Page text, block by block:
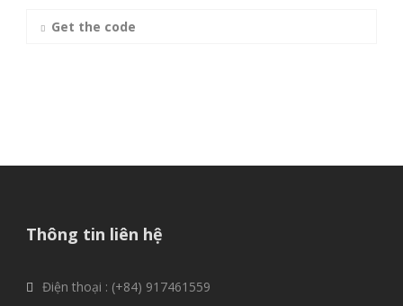
Get the code
Thông tin liên hệ
Điện thoại : (+84) 917461559